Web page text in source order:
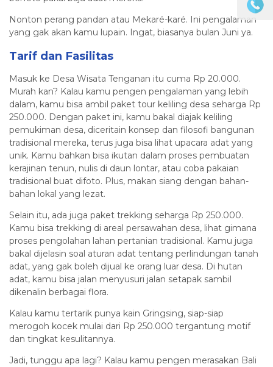
Nonton perang pandan atau Mekaré-karé. Ini pengalaman
yang gak akan kamu lupain. Ingat, biasanya bulan Juni ya.
Tarif dan Fasilitas
Masuk ke Desa Wisata Tenganan itu cuma Rp 20.000.
Murah kan? Kalau kamu pengen pengalaman yang lebih
dalam, kamu bisa ambil paket tour keliling desa seharga Rp
250.000. Dengan paket ini, kamu bakal diajak keliling
pemukiman desa, diceritain konsep dan filosofi bangunan
tradisional mereka, terus juga bisa lihat upacara adat yang
unik. Kamu bahkan bisa ikutan dalam proses pembuatan
kerajinan tenun, nulis di daun lontar, atau coba pakaian
tradisional buat difoto. Plus, makan siang dengan bahan-
bahan lokal yang lezat.
Selain itu, ada juga paket trekking seharga Rp 250.000.
Kamu bisa trekking di areal persawahan desa, lihat gimana
proses pengolahan lahan pertanian tradisional. Kamu juga
bakal dijelasin soal aturan adat tentang perlindungan tanah
adat, yang gak boleh dijual ke orang luar desa. Di hutan
adat, kamu bisa jalan menyusuri jalan setapak sambil
dikenalin berbagai flora.
Kalau kamu tertarik punya kain Gringsing, siap-siap
merogoh kocek mulai dari Rp 250.000 tergantung motif
dan tingkat kesulitannya.
Jadi, tunggu apa lagi? Kalau kamu pengen merasakan Bali